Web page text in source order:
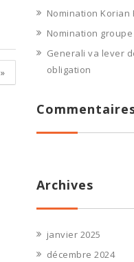
»
Nomination Korian
Nomination
Generali va lever
obligation
Archives
janvier 2025
décembre 2024